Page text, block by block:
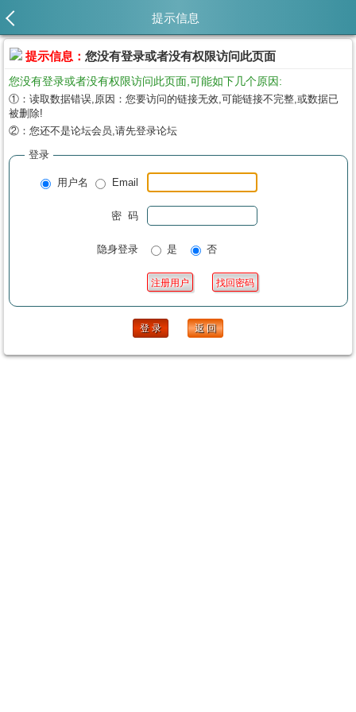
提示信息
提示信息： 您没有登录或者没有权限访问此页面
您没有登录或者没有权限访问此页面,可能如下几个原因:
①：读取数据错误,原因：您要访问的链接无效,可能链接不完整,或数据已
被删除!
②：您还不是论坛会员,请先登录论坛
登录
用户名 Email
密 码
隐身登录 是 否